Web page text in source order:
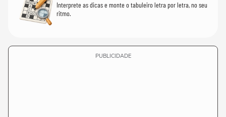
Interprete as dicas e monte o tabuleiro letra por letra, no seu
ritmo.
PUBLICIDADE